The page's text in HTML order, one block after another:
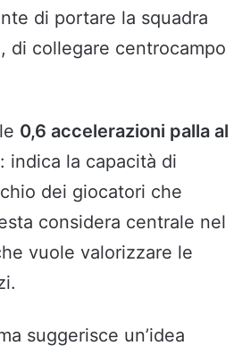
di portare la squadra
di collegare centrocampo
0,6 accelerazioni palla al
indica la capacità di
dei giocatori che
considera centrale nel
vuole valorizzare le
suggerisce un’idea